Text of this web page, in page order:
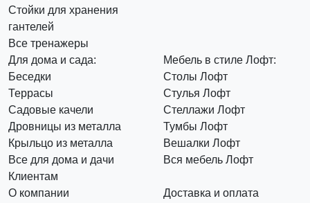
Стойки для хранения
гантелей
Все тренажеры
Для дома и сада:
Беседки
Террасы
Садовые качели
Дровницы из металла
Крыльцо из металла
Все для дома и дачи
Мебель в стиле Лофт:
Столы Лофт
Стулья Лофт
Стеллажи Лофт
Тумбы Лофт
Вешалки Лофт
Вся мебель Лофт
Клиентам
О компании
Доставка и оплата